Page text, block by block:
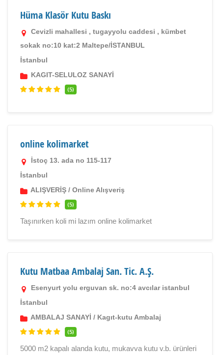
Hüma Klasör Kutu Baskı
Cevizli mahallesi , tugayyolu caddesi , kümbet
sokak no:10 kat:2 Maltepe/İSTANBUL
İstanbul
KAGIT-SELULOZ SANAYİ
(5)
online kolimarket
İstoç 13. ada no 115-117
İstanbul
ALIŞVERİŞ / Online Alışveriş
(5)
Taşınırken koli mi lazım online kolimarket
Kutu Matbaa Ambalaj San. Tic. A.Ş.
Esenyurt yolu erguvan sk. no:4 avcılar istanbul
İstanbul
AMBALAJ SANAYİ / Kagıt-kutu Ambalaj
(5)
5000 m2 kapalı alanda kutu, mukavva kutu v.b. ürünleri